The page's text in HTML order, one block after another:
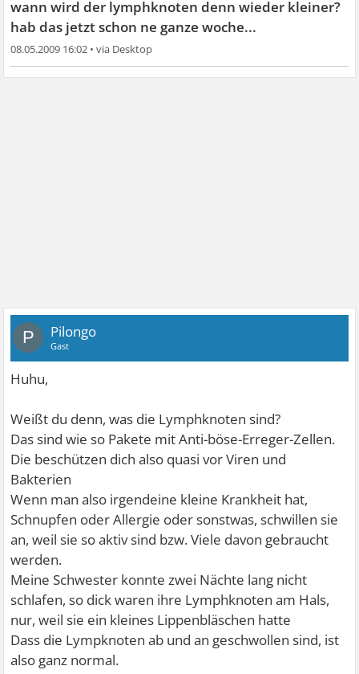
wann wird der lymphknoten denn wieder kleiner?
hab das jetzt schon ne ganze woche...
08.05.2009 16:02 •
P Pilongo
Gast
Huhu,
Weißt du denn, was die Lymphknoten sind?
Das sind wie so Pakete mit Anti-böse-Erreger-Zellen.
Die beschützen dich also quasi vor Viren und
Bakterien
Wenn man also irgendeine kleine Krankheit hat,
Schnupfen oder Allergie oder sonstwas, schwillen sie
an, weil sie so aktiv sind bzw. Viele davon gebraucht
werden.
Meine Schwester konnte zwei Nächte lang nicht
schlafen, so dick waren ihre Lymphknoten am Hals,
nur, weil sie ein kleines Lippenbläschen hatte
Dass die Lympknoten ab und an geschwollen sind, ist
also ganz normal.